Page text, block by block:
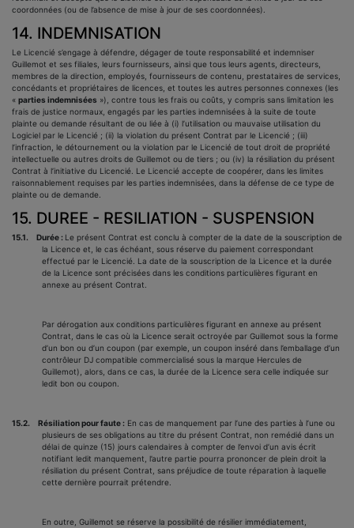
coordonnées (ou de l’absence de mise à jour de ses coordonnées).
14. INDEMNISATION
Le Licencié s’engage à défendre, dégager de toute responsabilité et indemniser
Guillemot et ses filiales, leurs fournisseurs, ainsi que tous leurs agents, directeurs,
membres de la direction, employés, fournisseurs de contenu, prestataires de services,
concédants et propriétaires de licences, et toutes les autres personnes connexes (les
« parties indemnisées »), contre tous les frais ou coûts, y compris sans limitation les
frais de justice normaux, engagés par les parties indemnisées à la suite de toute
plainte ou demande résultant de ou liée à (i) l’utilisation ou mauvaise utilisation du
Logiciel par le Licencié ; (ii) la violation du présent Contrat par le Licencié ; (iii)
l’infraction, le détournement ou la violation par le Licencié de tout droit de propriété
intellectuelle ou autres droits de Guillemot ou de tiers ; ou (iv) la résiliation du présent
Contrat à l’initiative du Licencié. Le Licencié accepte de coopérer, dans les limites
raisonnablement requises par les parties indemnisées, dans la défense de ce type de
plainte ou de demande.
15. DUREE - RESILIATION - SUSPENSION
15.1. Durée : Le présent Contrat est conclu à compter de la date de la souscription de
la Licence et, le cas échéant, sous réserve du paiement correspondant
effectué par le Licencié. La date de la souscription de la Licence et la durée
de la Licence sont précisées dans les conditions particulières figurant en
annexe au présent Contrat.
Par dérogation aux conditions particulières figurant en annexe au présent
Contrat, dans le cas où la Licence serait octroyée par Guillemot sous la forme
d’un bon ou d’un coupon (par exemple, un coupon inséré dans l’emballage d’un
contrôleur DJ compatible commercialisé sous la marque Hercules de
Guillemot), alors, dans ce cas, la durée de la Licence sera celle indiquée sur
ledit bon ou coupon.
15.2. Résiliation pour faute : En cas de manquement par l’une des parties à l’une ou
plusieurs de ses obligations au titre du présent Contrat, non remédié dans un
délai de quinze (15) jours calendaires à compter de l’envoi d’un avis écrit
notifiant ledit manquement, l’autre partie pourra prononcer de plein droit la
résiliation du présent Contrat, sans préjudice de toute réparation à laquelle
cette dernière pourrait prétendre.
En outre, Guillemot se réserve la possibilité de résilier immédiatement,